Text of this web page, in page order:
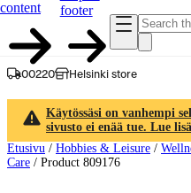
content
footer
00220 Helsinki store
Käytössäsi on vanhempi
sivusto ei enää tue. Lue
Etusivu / Hobbies & Leisure /
Care / Product 809176